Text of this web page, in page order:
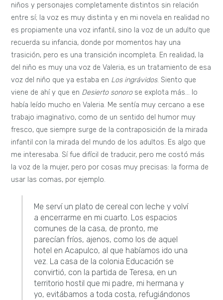
niños y personajes completamente distintos sin relación
entre sí; la voz es muy distinta y en mi novela en realidad no
es propiamente una voz infantil, sino la voz de un adulto que
recuerda su infancia, donde por momentos hay una
trasición, pero es una transición incompleta. En realidad, la
del niño es muy una voz de Valeria, es un tratamiento de esa
voz del niño que ya estaba en Los ingrávidos. Siento que
viene de ahí y que en Desierto sonorose explota más… lo
había leído mucho en Valeria. Me sentía muy cercano a ese
trabajo imaginativo, como de un sentido del humor muy
fresco, que siempre surge de la contraposición de la mirada
infantil con la mirada del mundo de los adultos. Es algo que
me interesaba. Sí fue difícil de traducir, pero me costó más
la voz de la mujer, pero por cosas muy precisas: la forma de
usar las comas, por ejemplo.
Me serví un plato de cereal con leche y volví
a encerrarme en mi cuarto. Los espacios
comunes de la casa, de pronto, me
parecían fríos, ajenos, como los de aquel
hotel en Acapulco, al que habíamos ido una
vez. La casa de la colonia Educación se
convirtió, con la partida de Teresa, en un
territorio hostil que mi padre, mi hermana y
yo, evitábamos a toda costa, refugiándonos